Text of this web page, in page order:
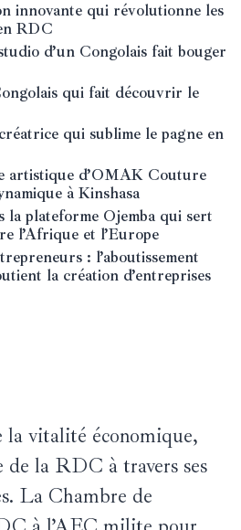
innovante qui révolutionne les
RDC
d’un Congolais fait bouger
qui fait découvrir le
qui sublime le pagne en
artistique d’OMAK Couture
à Kinshasa
la plateforme Ojemba qui sert
l’Afrique et l’Europe
: l’aboutissement
la création d’entreprises
la vitalité économique,
la RDC à travers ses
La Chambre de